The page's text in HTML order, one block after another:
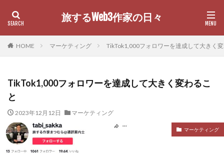
旅するWeb3作家の日々
HOME マーケティング TikTok1,000フォロワーを達成して大きく
TikTok1,000フォロワーを達成して大きく変わるこ
と
2023年12月12日 マーケティング
マーケティング
検索